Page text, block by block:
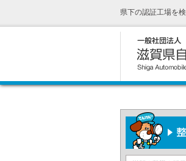
県下の認証工場を